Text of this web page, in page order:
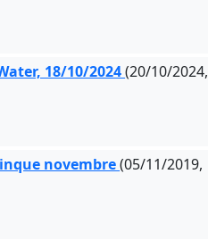
18/10/2024(20/10/2024,
novembre(05/11/2019,